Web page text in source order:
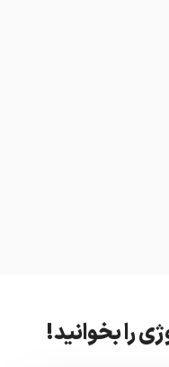
را بخوانید!